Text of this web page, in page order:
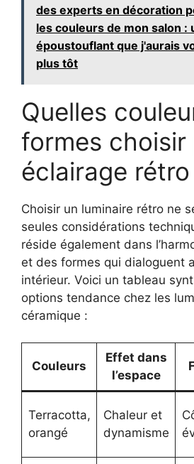
des experts en décoration
les couleurs de mon salon :
époustouflant que j'aurais
plus tôt
Quelles
formes choisir
éclairage rétro
Choisir un luminaire rétro ne
seules considérations
réside également dans
et des formes qui dialoguent
intérieur. Voici un tableau
options tendance chez les
céramique :
Couleurs
Effet dans
l’espace
Terracotta,
orangé
Chaleur et
dynamisme